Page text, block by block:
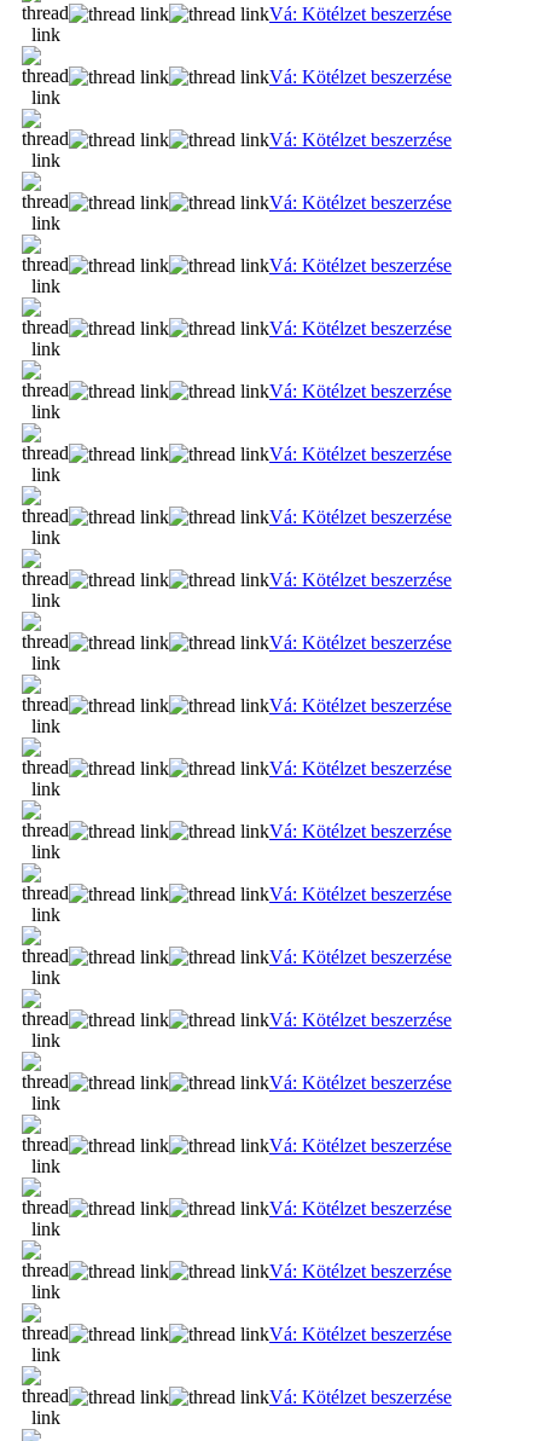
Vá: Kötélzet beszerzése
Vá: Kötélzet beszerzése
Vá: Kötélzet beszerzése
Vá: Kötélzet beszerzése
Vá: Kötélzet beszerzése
Vá: Kötélzet beszerzése
Vá: Kötélzet beszerzése
Vá: Kötélzet beszerzése
Vá: Kötélzet beszerzése
Vá: Kötélzet beszerzése
Vá: Kötélzet beszerzése
Vá: Kötélzet beszerzése
Vá: Kötélzet beszerzése
Vá: Kötélzet beszerzése
Vá: Kötélzet beszerzése
Vá: Kötélzet beszerzése
Vá: Kötélzet beszerzése
Vá: Kötélzet beszerzése
Vá: Kötélzet beszerzése
Vá: Kötélzet beszerzése
Vá: Kötélzet beszerzése
Vá: Kötélzet beszerzése
Vá: Kötélzet beszerzése